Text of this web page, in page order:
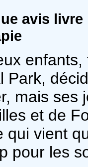
avis
Park,
mais ses
et de
qui vient
pour les